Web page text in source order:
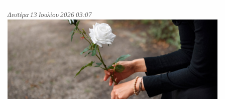
Δευτέρα 13 Ιουλίου 2026 03:07